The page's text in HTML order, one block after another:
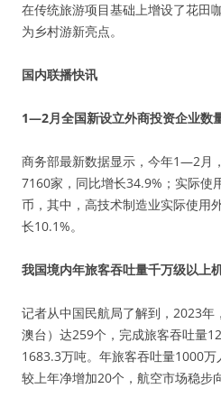
在传统旅游项目基础上增设了花田
为乡村游新亮点。
国内联播快讯
1—2月全国新设立外商投资企业数
商务部最新数据显示，今年1—2月
7160家，同比增长34.9%；实际使
币，其中，高技术制造业实际使用
长10.1%。
我国境内年旅客吞吐量千万级以上
记者从中国民航局了解到，2023年
澳台）达259个，完成旅客吞吐量
1683.3万吨。年旅客吞吐量1000万
较上年净增加20个，航空市场稳步